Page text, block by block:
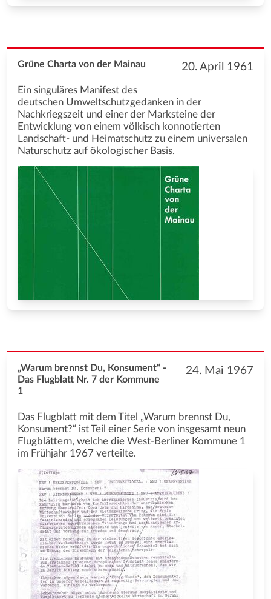
20. April 1961
Grüne Charta von der Mainau
Ein singuläres Manifest des
deutschen Umweltschutzgedanken in der
Nachkriegszeit und einer der Marksteine der
Entwicklung von einem völkisch konnotierten
Landschaft- und Heimatschutz zu einem universalen
Naturschutz auf ökologischer Basis.
24. Mai 1967
„Warum brennst Du, Konsument“ -
Das Flugblatt Nr. 7 der Kommune
1
Das Flugblatt mit dem Titel „Warum brennst Du,
Konsument?“ ist Teil einer Serie von insgesamt neun
Flugblättern, welche die West-Berliner Kommune 1
im Frühjahr 1967 verteilte.